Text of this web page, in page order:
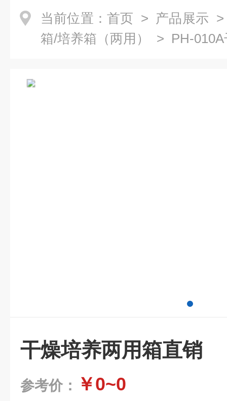
当前位置： 首页 > 产品展示
箱/培养箱（两用）
> PH-010A
干燥培养两用箱直销
参考价： ￥0~0